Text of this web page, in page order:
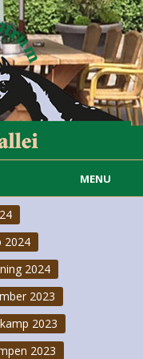
MENU
2024
2024
2023
2023
2023